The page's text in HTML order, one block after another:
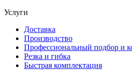
Услуги
Доставка
Производство
Профессиональный подбор и
Резка и гибка
Быстрая комплектация